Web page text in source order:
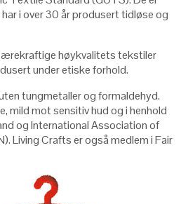
i over 30 år produsert tidløse og
høykvalitets tekstiler
under etiske forhold.
tungmetaller og formaldehyd.
mild mot sensitiv hud og i henhold
og International Association of
Living Crafts er også medlem i Fair